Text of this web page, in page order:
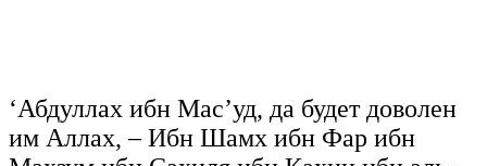
‘Абдуллах ибн Мас’уд, да будет доволен
им Аллах, – Ибн Шамх ибн Фар ибн